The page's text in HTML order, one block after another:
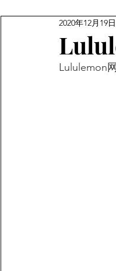
餐厅优惠Restaurant's
2020年12月19日
Lululemon